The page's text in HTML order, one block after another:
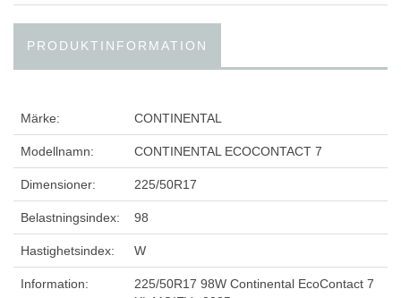
PRODUKTINFORMATION
Märke: CONTINENTAL
Modellnamn: CONTINENTAL ECOCONTACT 7
Dimensioner: 225/50R17
Belastningsindex: 98
Hastighetsindex: W
Information:
225/50R17 98W Continental EcoContact 7